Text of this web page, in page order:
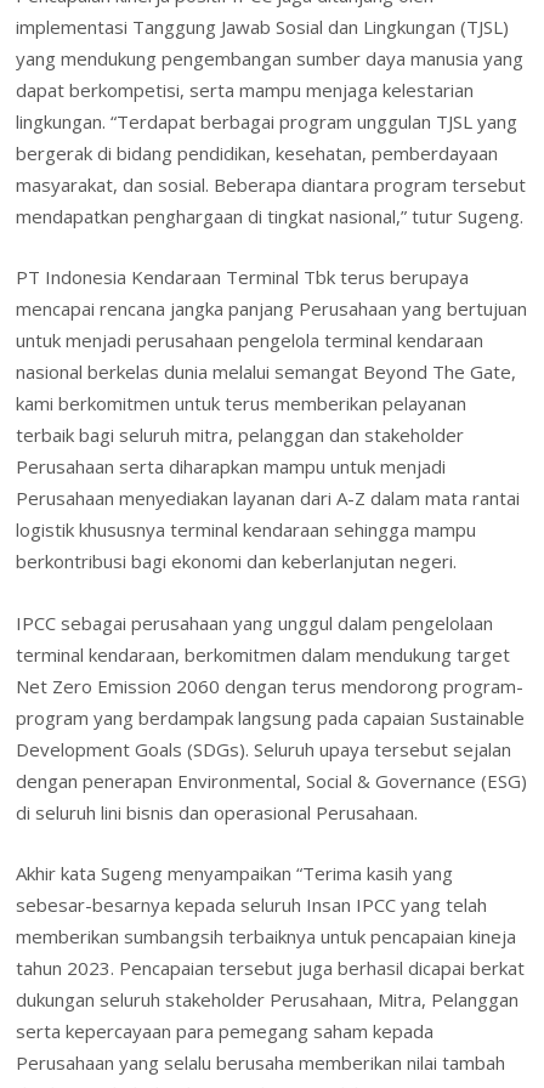
implementasi Tanggung Jawab Sosial dan Lingkungan (TJSL)
yang mendukung pengembangan sumber daya manusia yang
dapat berkompetisi, serta mampu menjaga kelestarian
lingkungan. “Terdapat berbagai program unggulan TJSL yang
bergerak di bidang pendidikan, kesehatan, pemberdayaan
masyarakat, dan sosial. Beberapa diantara program tersebut
mendapatkan penghargaan di tingkat nasional,” tutur Sugeng.
PT Indonesia Kendaraan Terminal Tbk terus berupaya
mencapai rencana jangka panjang Perusahaan yang bertujuan
untuk menjadi perusahaan pengelola terminal kendaraan
nasional berkelas dunia melalui semangat Beyond The Gate,
kami berkomitmen untuk terus memberikan pelayanan
terbaik bagi seluruh mitra, pelanggan dan stakeholder
Perusahaan serta diharapkan mampu untuk menjadi
Perusahaan menyediakan layanan dari A-Z dalam mata rantai
logistik khususnya terminal kendaraan sehingga mampu
berkontribusi bagi ekonomi dan keberlanjutan negeri.
IPCC sebagai perusahaan yang unggul dalam pengelolaan
terminal kendaraan, berkomitmen dalam mendukung target
Net Zero Emission 2060 dengan terus mendorong program-
program yang berdampak langsung pada capaian Sustainable
Development Goals (SDGs). Seluruh upaya tersebut sejalan
dengan penerapan Environmental, Social & Governance (ESG)
di seluruh lini bisnis dan operasional Perusahaan.
Akhir kata Sugeng menyampaikan “Terima kasih yang
sebesar-besarnya kepada seluruh Insan IPCC yang telah
memberikan sumbangsih terbaiknya untuk pencapaian kineja
tahun 2023. Pencapaian tersebut juga berhasil dicapai berkat
dukungan seluruh stakeholder Perusahaan, Mitra, Pelanggan
serta kepercayaan para pemegang saham kepada
Perusahaan yang selalu berusaha memberikan nilai tambah